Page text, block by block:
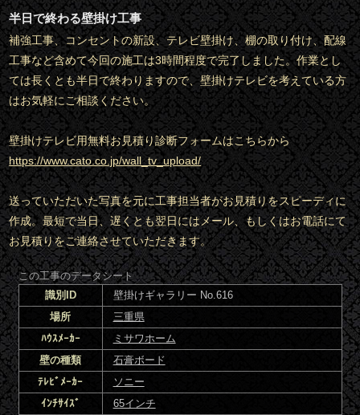
半日で終わる壁掛け工事
補強工事、コンセントの新設、テレビ壁掛け、棚の取り付け、配線
工事など含めて今回の施工は3時間程度で完了しました。作業とし
ては長くとも半日で終わりますので、壁掛けテレビを考えている方
はお気軽にご相談ください。
壁掛けテレビ用無料お見積り診断フォームはこちらから
https://www.cato.co.jp/wall_tv_upload/
送っていただいた写真を元に工事担当者がお見積りをスピーディに
作成。最短で当日、遅くとも翌日にはメール、もしくはお電話にて
お見積りをご連絡させていただきます。
この工事のデータシート
識別ID
壁掛けギャラリー No.616
場所
三重県
ﾊｳｽﾒｰｶｰ
ミサワホーム
壁の種類
石膏ボード
ﾃﾚﾋﾞﾒｰｶｰ
ソニー
ｲﾝﾁｻｲｽﾞ
65インチ